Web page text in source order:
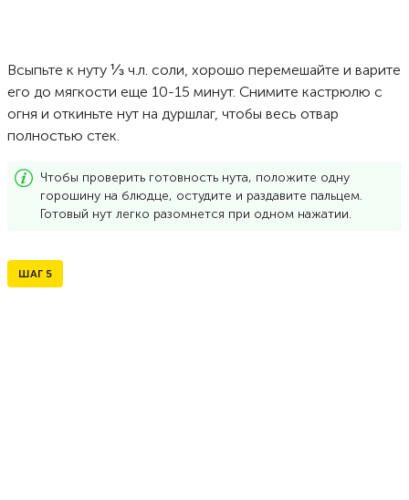
Всыпьте к нуту ⅓ ч.л. соли, хорошо перемешайте и варите
его до мягкости еще 10-15 минут. Снимите кастрюлю с
огня и откиньте нут на дуршлаг, чтобы весь отвар
полностью стек.
Чтобы проверить готовность нута, положите одну
горошину на блюдце, остудите и раздавите пальцем.
Готовый нут легко разомнется при одном нажатии.
ШАГ 5